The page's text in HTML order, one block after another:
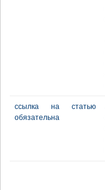
ссылка на статью
обязательна